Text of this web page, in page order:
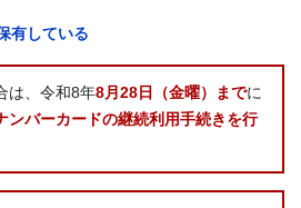
有している
は、令和8年8月28日（金曜）までに
ンバーカードの継続利用手続きを行